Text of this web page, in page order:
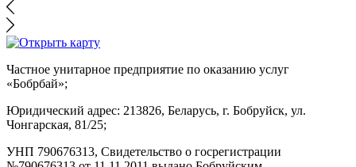
Частное унитарное предприятие по оказанию услуг
«Бобрбай»;
Юридический адрес: 213826, Беларусь, г. Бобруйск, ул.
Чонгарская, 81/25;
УНП 790676313, Свидетельство о госрегистрации